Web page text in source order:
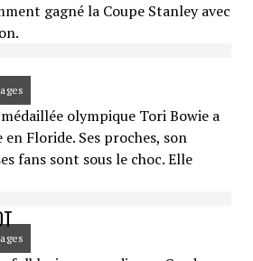
gagné la Coupe Stanley avec
olympique Tori Bowie a
Floride. Ses proches, son
fans sont sous le choc. Elle